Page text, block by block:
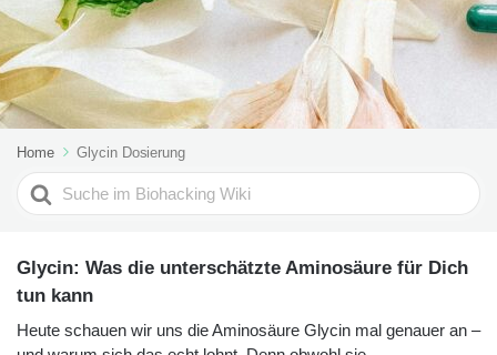
Home Glycin Dosierung
Search
For
Glycin: Was die unterschätzte Aminosäure für Dich
tun kann
Heute schauen wir uns die Aminosäure Glycin mal genauer an –